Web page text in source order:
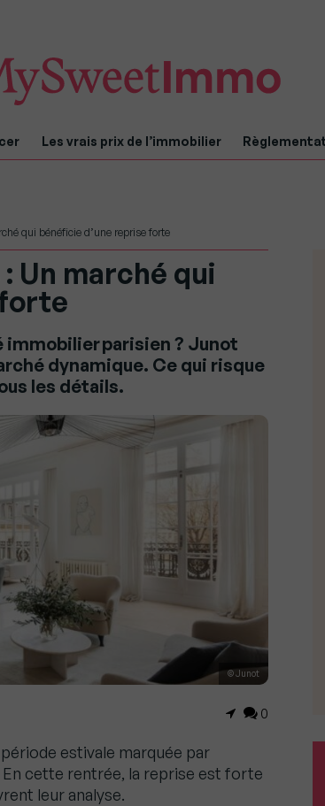
Les vrais prix de l’immobilier
qui bénéficie d’une reprise forte
Un marché qui
immobilier parisien ? Junot
dynamique. Ce qui risque
les détails.
© Junot
0
estivale marquée par
cette rentrée, la reprise est forte
leur analyse.